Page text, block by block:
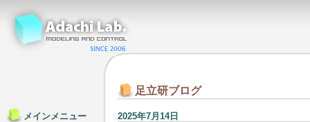
足立研ブログ
2025年7月14日
メインメニュー